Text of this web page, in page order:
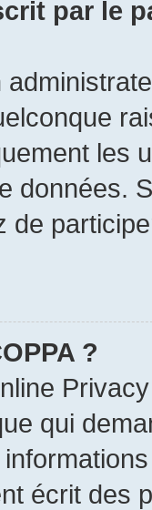
par le
les
données.
de
?
qui
écrit des